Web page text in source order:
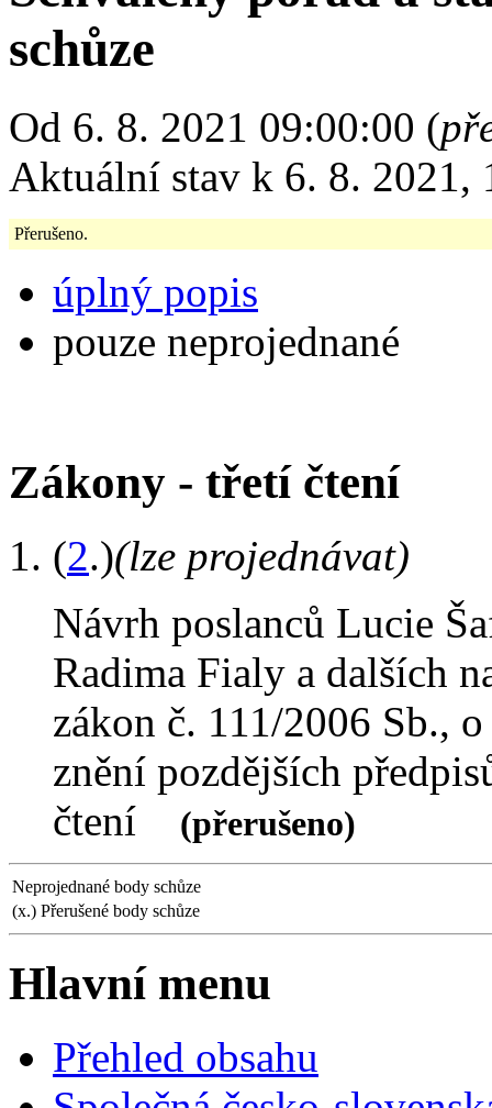
schůze
Od 6. 8. 2021 09:00:00 (
Aktuální stav k 6. 8. 2021,
Přerušeno.
úplný popis
pouze neprojednané
Zákony - třetí čtení
(2.)(lze projednávat)
Návrh poslanců Lucie
Radima Fialy a dalších
zákon č. 111/2006 Sb.,
znění pozdějších
čtení (přerušeno)
Neprojednané body schůze
(x.) Přerušené body schůze
Hlavní menu
Přehled obsahu